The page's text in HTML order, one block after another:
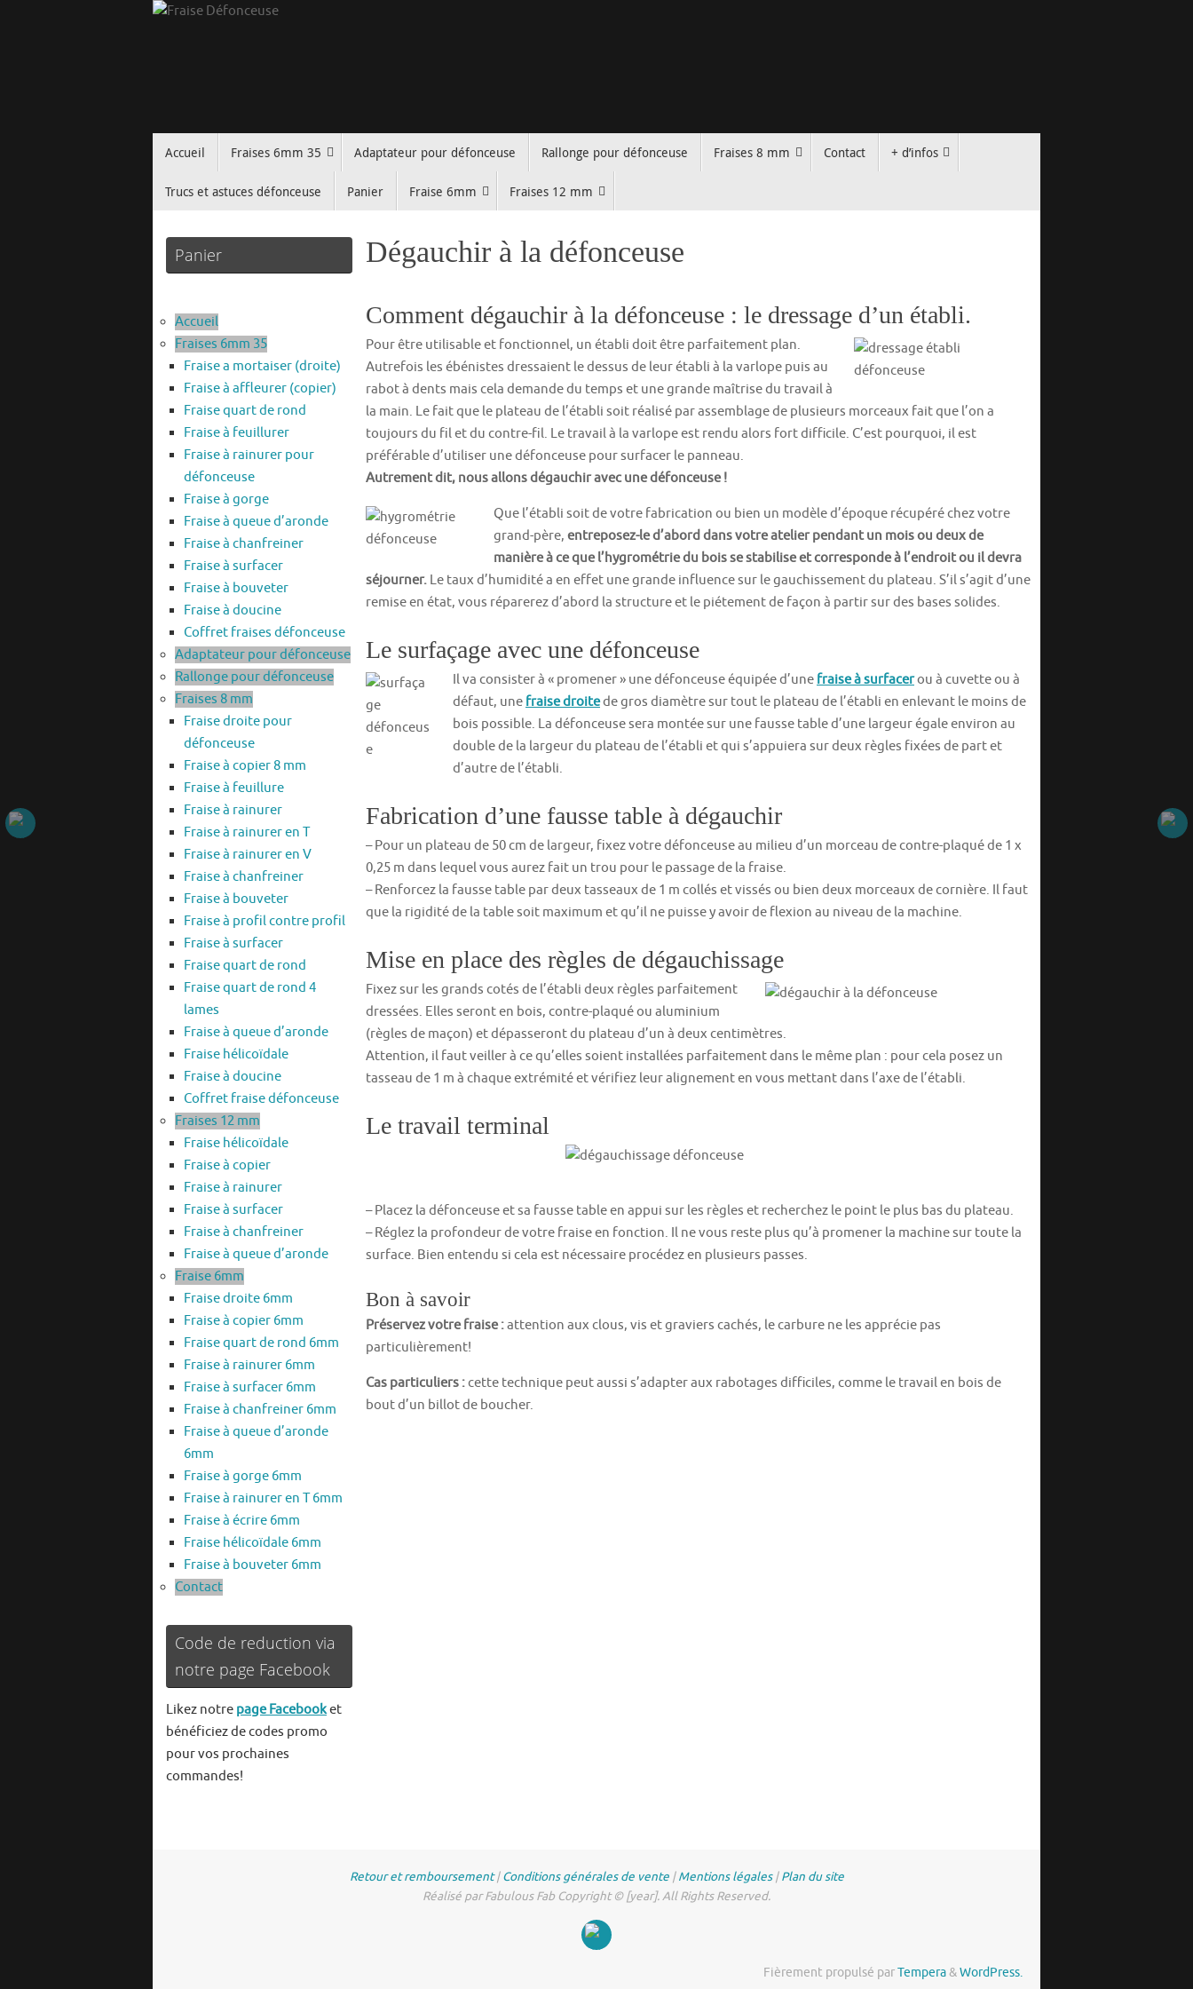
Accueil Fraises 6mm 35 Adaptateur pour défonceuse Rallonge pour défonceuse Fraises 8 mm Contact + d’infos
Trucs et astuces défonceuse Panier Fraise 6mm Fraises 12 mm
Dégauchir à la défonceuse
Comment dégauchir à la défonceuse : le dressage d’un établi.
Pour être utilisable et fonctionnel, un établi doit être parfaitement plan.
Autrefois les ébénistes dressaient le dessus de leur établi à la varlope puis au
rabot à dents mais cela demande du temps et une grande maîtrise du travail à
la main. Le fait que le plateau de l’établi soit réalisé par assemblage de plusieurs morceaux fait que l’on a
toujours du fil et du contre-fil. Le travail à la varlope est rendu alors fort difficile. C’est pourquoi, il est
préférable d’utiliser une défonceuse pour surfacer le panneau.
Autrement dit, nous allons dégauchir avec une défonceuse !
Que l’établi soit de votre fabrication ou bien un modèle d’époque récupéré chez votre
grand-père, entreposez-le d’abord dans votre atelier pendant un mois ou deux de
manière à ce que l’hygrométrie du bois se stabilise et corresponde à l’endroit ou il devra
séjourner. Le taux d’humidité a en effet une grande influence sur le gauchissement du plateau. S’il s’agit d’une
remise en état, vous réparerez d’abord la structure et le piétement de façon à partir sur des bases solides.
Le surfaçage avec une défonceuse
Il va consister à « promener » une défonceuse équipée d’une fraise à surfacerou à cuvette ou à
défaut, une fraise droitede gros diamètre sur tout le plateau de l’établi en enlevant le moins de
bois possible. La défonceuse sera montée sur une fausse table d’une largeur égale environ au
double de la largeur du plateau de l’établi et qui s’appuiera sur deux règles fixées de part et
d’autre de l’établi.
Fabrication d’une fausse table à dégauchir
– Pour un plateau de 50 cm de largeur, fixez votre défonceuse au milieu d’un morceau de contre-plaqué de 1 x
0,25 m dans lequel vous aurez fait un trou pour le passage de la fraise.
– Renforcez la fausse table par deux tasseaux de 1 m collés et vissés ou bien deux morceaux de cornière. Il faut
que la rigidité de la table soit maximum et qu’il ne puisse y avoir de flexion au niveau de la machine.
Mise en place des règles de dégauchissage
Fixez sur les grands cotés de l’établi deux règles parfaitement
dressées. Elles seront en bois, contre-plaqué ou aluminium
(règles de maçon) et dépasseront du plateau d’un à deux centimètres.
Attention, il faut veiller à ce qu’elles soient installées parfaitement dans le même plan : pour cela posez un
tasseau de 1 m à chaque extrémité et vérifiez leur alignement en vous mettant dans l’axe de l’établi.
Le travail terminal
– Placez la défonceuse et sa fausse table en appui sur les règles et recherchez le point le plus bas du plateau.
– Réglez la profondeur de votre fraise en fonction. Il ne vous reste plus qu’à promener la machine sur toute la
surface. Bien entendu si cela est nécessaire procédez en plusieurs passes.
Bon à savoir
Préservez votre fraise :attention aux clous, vis et graviers cachés, le carbure ne les apprécie pas
particulièrement!
Cas particuliers :cette technique peut aussi s’adapter aux rabotages difficiles, comme le travail en bois de
bout d’un billot de boucher.
Panier
Accueil
Fraises 6mm 35
Fraise a mortaiser (droite)
Fraise à affleurer (copier)
Fraise quart de rond
Fraise à feuillurer
Fraise à rainurer pour
défonceuse
Fraise à gorge
Fraise à queue d’aronde
Fraise à chanfreiner
Fraise à surfacer
Fraise à bouveter
Fraise à doucine
Coffret fraises défonceuse
Adaptateur pour défonceuse
Rallonge pour défonceuse
Fraises 8 mm
Fraise droite pour
défonceuse
Fraise à copier 8 mm
Fraise à feuillure
Fraise à rainurer
Fraise à rainurer en T
Fraise à rainurer en V
Fraise à chanfreiner
Fraise à bouveter
Fraise à profil contre profil
Fraise à surfacer
Fraise quart de rond
Fraise quart de rond 4
lames
Fraise à queue d’aronde
Fraise hélicoïdale
Fraise à doucine
Coffret fraise défonceuse
Fraises 12 mm
Fraise hélicoïdale
Fraise à copier
Fraise à rainurer
Fraise à surfacer
Fraise à chanfreiner
Fraise à queue d’aronde
Fraise 6mm
Fraise droite 6mm
Fraise à copier 6mm
Fraise quart de rond 6mm
Fraise à rainurer 6mm
Fraise à surfacer 6mm
Fraise à chanfreiner 6mm
Fraise à queue d’aronde
6mm
Fraise à gorge 6mm
Fraise à rainurer en T 6mm
Fraise à écrire 6mm
Fraise hélicoïdale 6mm
Fraise à bouveter 6mm
Contact
Code de reduction via
notre page Facebook
Likez notre page Facebooket
bénéficiez de codes promo
pour vos prochaines
commandes!
Retour et remboursement|Conditions générales de vente|Mentions légales|Plan du site
Réalisé par Fabulous Fab Copyright © [year]. All Rights Reserved.
Fièrement propulsé parTempera&WordPress.